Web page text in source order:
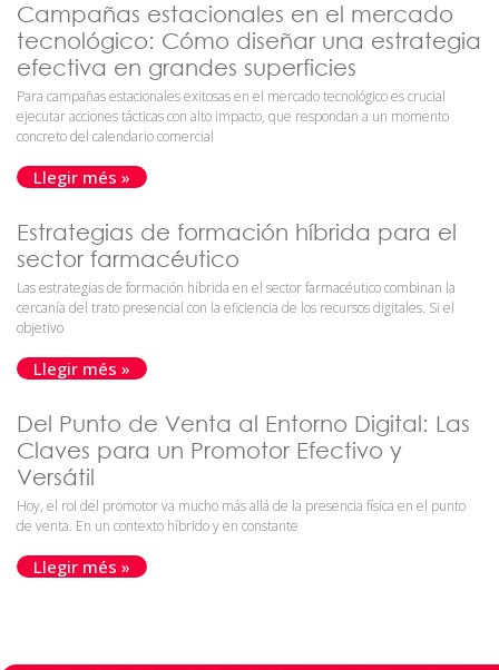
Campañas estacionales en el mercado
tecnológico: Cómo diseñar una estrategia
efectiva en grandes superficies
Para campañas estacionales exitosas en el mercado tecnológico es crucial
ejecutar acciones tácticas con alto impacto, que respondan a un momento
concreto del calendario comercial
Llegir més »
Estrategias de formación híbrida para el
sector farmacéutico
Las estrategias de formación híbrida en el sector farmacéutico combinan la
cercanía del trato presencial con la eficiencia de los recursos digitales. Si el
objetivo
Llegir més »
Del Punto de Venta al Entorno Digital: Las
Claves para un Promotor Efectivo y
Versátil
Hoy, el rol del promotor va mucho más allá de la presencia física en el punto
de venta. En un contexto híbrido y en constante
Llegir més »